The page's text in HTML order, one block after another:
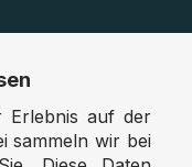
Erlebnis auf der
sammeln wir bei